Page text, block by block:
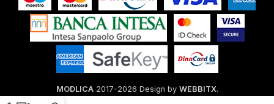
MODLICA 2017-2026 Design by WEBBITX.